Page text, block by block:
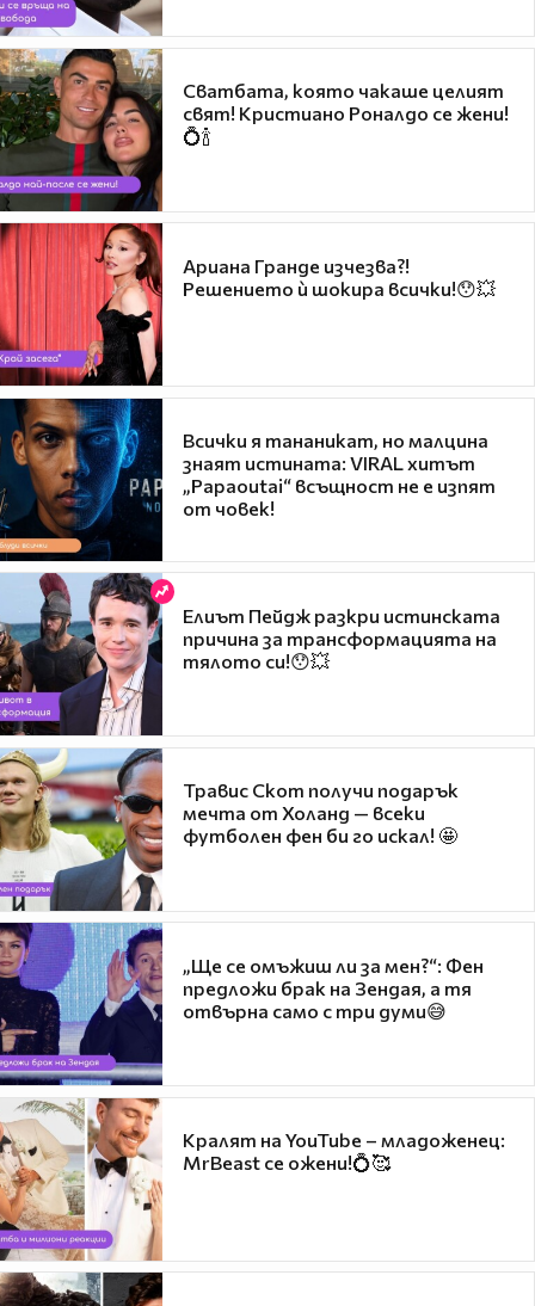
Сватбата, която чакаше целият
свят! Кристиано Роналдо се жени!
💍🍾
Ариана Гранде изчезва?!
Решението ѝ шокира всички!😯💥
Всички я тананикат, но малцина
знаят истината: VIRAL хитът
„Papaoutai“ всъщност не е изпят
от човек!
Елиът Пейдж разкри истинската
причина за трансформацията на
тялото си!😯💥
Травис Скот получи подарък
мечта от Холанд — всеки
футболен фен би го искал! 🤩
„Ще се омъжиш ли за мен?“: Фен
предложи брак на Зендая, а тя
отвърна само с три думи😅
Кралят на YouTube – младоженец:
MrBeast се ожени!💍🥰